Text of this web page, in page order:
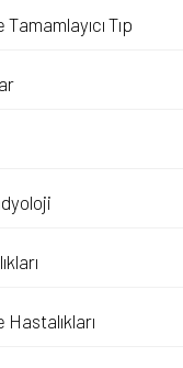
Tıp
Hastalıkları